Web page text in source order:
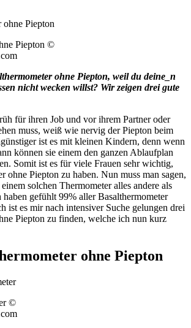
Piepton ©
ohne Piepton, weil du deine_n
nicht wecken willst? Wir zeigen drei gute
für ihren Job und vor ihrem Partner oder
muss, weiß wie nervig der Piepton beim
ist es mit kleinen Kindern, denn wenn
können sie einem den ganzen Ablaufplan
Somit ist es für viele Frauen sehr wichtig,
ohne Piepton zu haben. Nun muss man sagen,
solchen Thermometer alles andere als
gefühlt 99% aller Basalthermometer
ist es mir nach intensiver Suche gelungen drei
Piepton zu finden, welche ich nun kurz
ohne Piepton
©